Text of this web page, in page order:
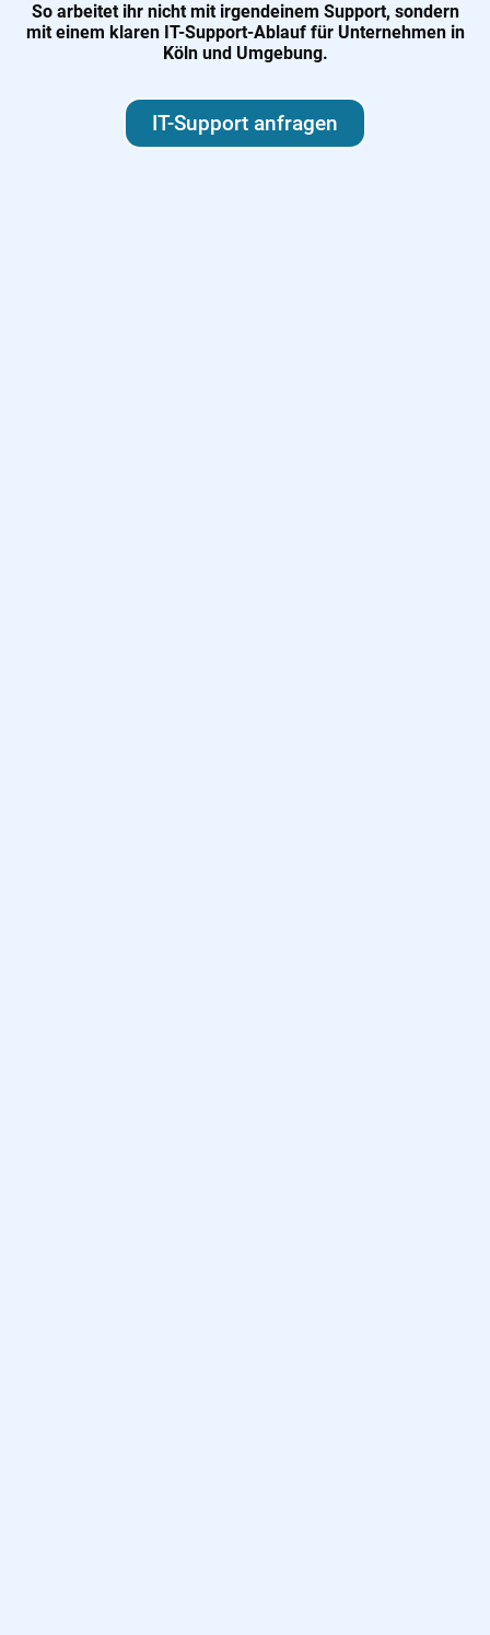
So arbeitet ihr nicht mit irgendeinem Support, sondern
mit einem klaren IT-Support-Ablauf für Unternehmen in
Köln und Umgebung.
IT-Support anfragen